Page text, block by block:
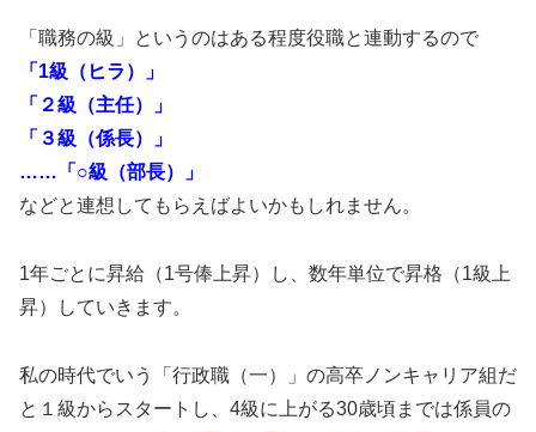
「職務の級」というのはある程度役職と連動するので
「1級（ヒラ）」
「２級（主任）」
「３級（係長）」
……「○級（部長）」
などと連想してもらえばよいかもしれません。
1年ごとに昇給（1号俸上昇）し、数年単位で昇格（1級上
昇）していきます。
私の時代でいう「行政職（一）」の高卒ノンキャリア組だ
と１級からスタートし、4級に上がる30歳頃までは係員の